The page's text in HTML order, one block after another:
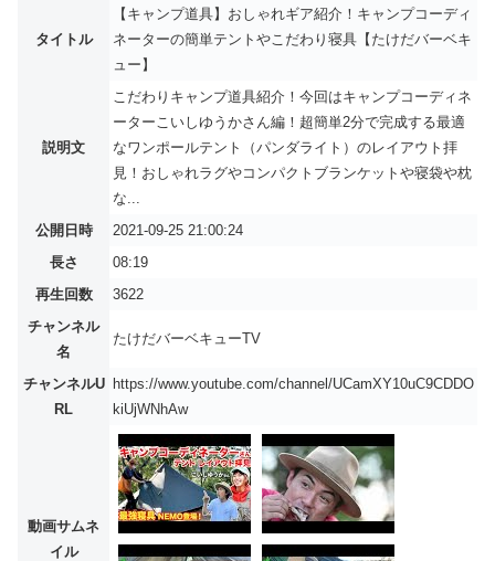
タイトル
【キャンプ道具】おしゃれギア紹介！キャンプコーディ
ネーターの簡単テントやこだわり寝具【たけだバーベキ
ュー】
説明文
こだわりキャンプ道具紹介！今回はキャンプコーディネ
ーターこいしゆうかさん編！超簡単2分で完成する最適
なワンポールテント（パンダライト）のレイアウト拝
見！おしゃれラグやコンパクトブランケットや寝袋や枕
な...
公開日時
2021-09-25 21:00:24
長さ
08:19
再生回数
3622
チャンネル
名
たけだバーベキューTV
チャンネルU
RL
https://www.youtube.com/channel/UCamXY10uC9CDDO
kiUjWNhAw
動画サムネ
イル